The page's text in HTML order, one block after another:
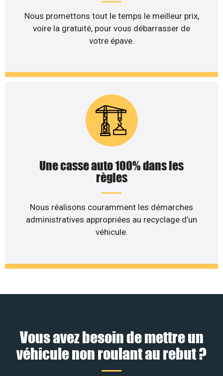
Nous promettons tout le temps le meilleur prix,
voire la gratuité, pour vous débarrasser de
votre épave.
Une casse auto 100% dans les
règles
Nous réalisons couramment les démarches
administratives appropriées au recyclage d’un
véhicule.
Vous avez besoin de mettre un
véhicule non roulant au rebut ?